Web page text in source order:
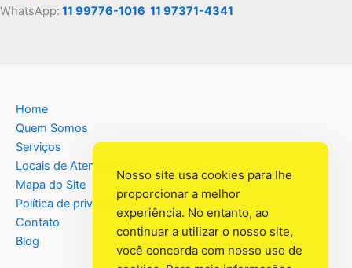
WhatsApp: 11 99776-1016 11 97371-4341
Home
Quem Somos
Serviços
Locais de Atendimento
Mapa do Site
Política de privacidade
Contato
Blog
Nosso site usa cookies para lhe
proporcionar a melhor
experiência. No entanto, ao
continuar a utilizar o nosso site,
você concorda com nosso uso de